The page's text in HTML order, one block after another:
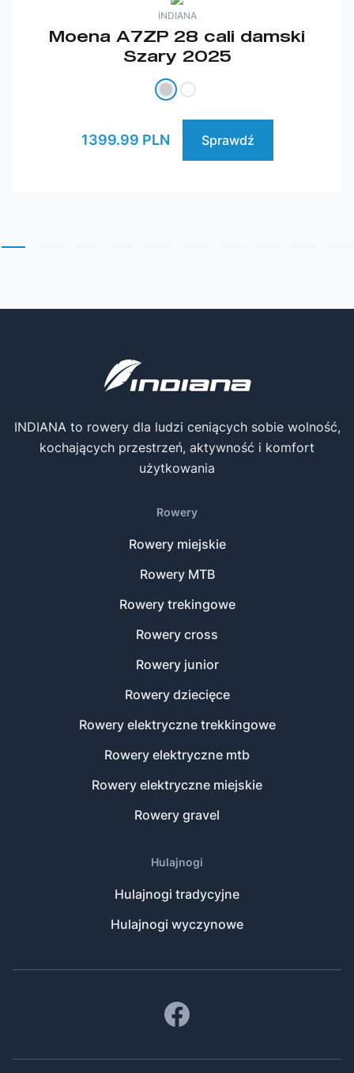
INDIANA
Moena A7ZP 28 cali damski
Szary 2025
1399.99 PLN Sprawdź
INDIANA to rowery dla ludzi ceniących sobie wolność,
kochających przestrzeń, aktywność i komfort
użytkowania
Rowery
Rowery miejskie
Rowery MTB
Rowery trekingowe
Rowery cross
Rowery junior
Rowery dziecięce
Rowery elektryczne trekkingowe
Rowery elektryczne mtb
Rowery elektryczne miejskie
Rowery gravel
Hulajnogi
Hulajnogi tradycyjne
Hulajnogi wyczynowe